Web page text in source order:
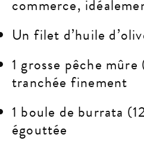
commerce,
Un filet d’huile
1 grosse pêche
tranchée finement
1 boule de burrata
égouttée